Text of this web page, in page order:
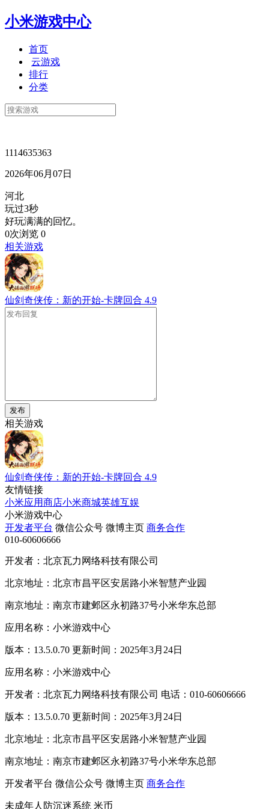
小米游戏中心
首页
云游戏
排行
分类
1114635363
2026年06月07日
河北
玩过3秒
好玩满满的回忆。
0次浏览 0
相关游戏
仙剑奇侠传：新的开始-卡牌回合 4.9
发布
相关游戏
仙剑奇侠传：新的开始-卡牌回合 4.9
友情链接
小米应用商店小米商城英雄互娱
小米游戏中心
开发者平台 微信公众号 微博主页 商务合作
010-60606666
开发者：北京瓦力网络科技有限公司
北京地址：北京市昌平区安居路小米智慧产业园
南京地址：南京市建邺区永初路37号小米华东总部
应用名称：小米游戏中心
版本：13.5.0.70 更新时间：2025年3月24日
应用名称：小米游戏中心
开发者：北京瓦力网络科技有限公司 电话：010-60606666
版本：13.5.0.70 更新时间：2025年3月24日
北京地址：北京市昌平区安居路小米智慧产业园
南京地址：南京市建邺区永初路37号小米华东总部
开发者平台 微信公众号 微博主页 商务合作
未成年人防沉迷系统 米币